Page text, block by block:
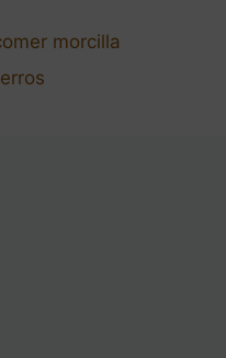
morcilla